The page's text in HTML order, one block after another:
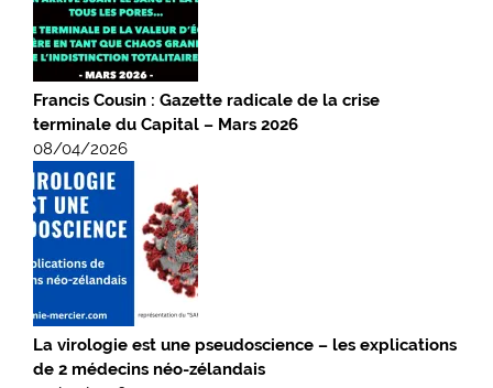
Francis Cousin : Gazette radicale de la crise
terminale du Capital – Mars 2026
08/04/2026
La virologie est une pseudoscience – les explications
de 2 médecins néo-zélandais